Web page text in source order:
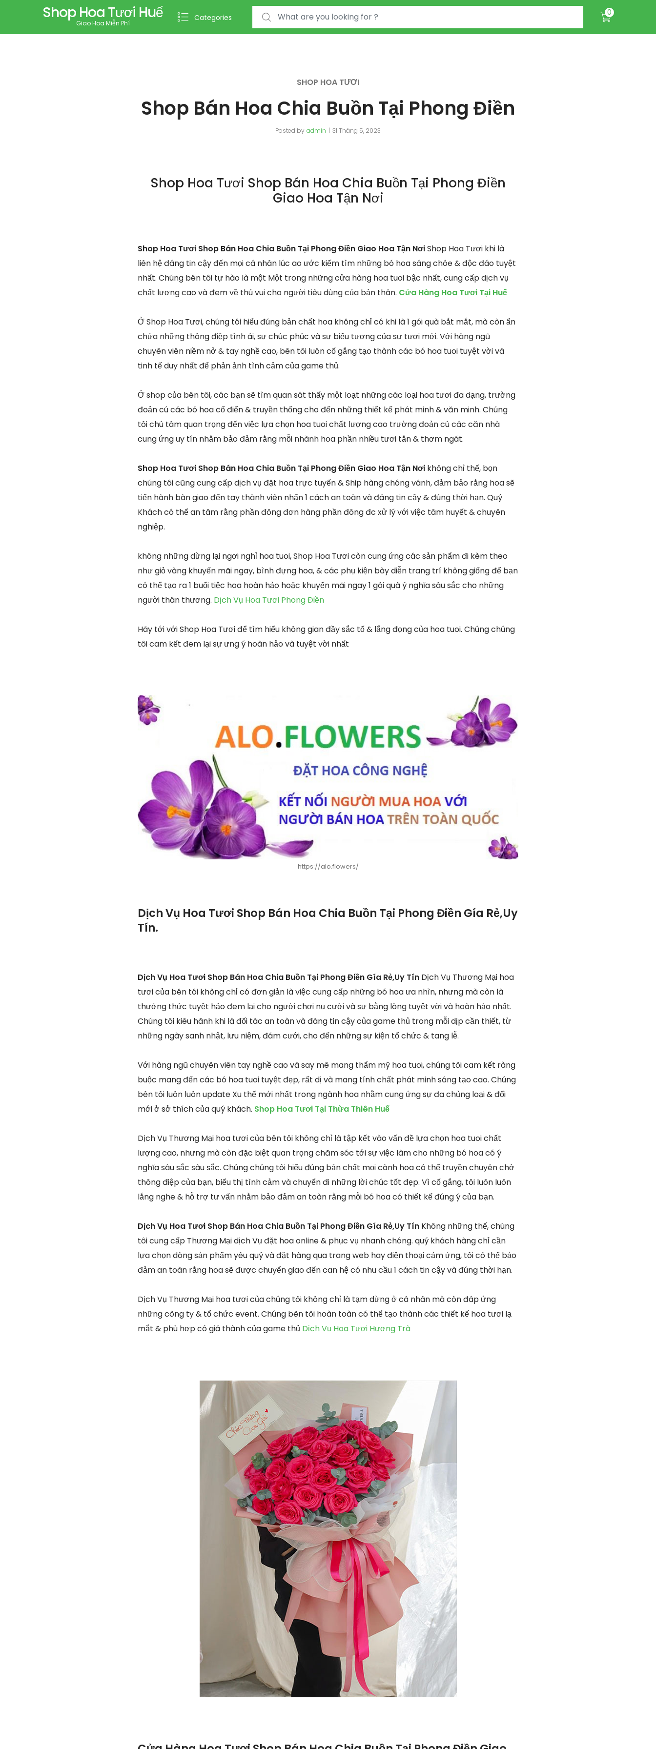
Shop Hoa Tươi Huế
Giao Hoa Miễn Phí
Categories
Search for: 0
SHOP HOA TƯƠI
Shop Bán Hoa Chia Buồn Tại Phong Điền
Posted by admin 31 Tháng 5, 2023
Shop Hoa Tươi Shop Bán Hoa Chia Buồn Tại Phong Điền
Giao Hoa Tận Nơi
Shop Hoa Tươi Shop Bán Hoa Chia Buồn Tại Phong Điền Giao Hoa Tận NơiShop Hoa Tươi khi là
liên hệ đáng tin cậy đến mọi cá nhân lúc ao ước kiếm tìm những bó hoa sáng chóe & độc đáo tuyệt
nhất. Chúng bên tôi tự hào là một Một trong những cửa hàng hoa tuoi bậc nhất, cung cấp dịch vụ
chất lượng cao và đem về thú vui cho người tiêu dùng của bản thân. Cửa Hàng Hoa Tươi Tại Huế
Ở Shop Hoa Tươi, chúng tôi hiểu đúng bản chất hoa không chỉ có khi là 1 gói quà bắt mắt, mà còn ẩn
chứa những thông điệp tình ái, sự chúc phúc và sự biểu tượng của sự tươi mới. Với hàng ngũ
chuyên viên niềm nở & tay nghề cao, bên tôi luôn cố gắng tạo thành các bó hoa tuoi tuyệt vời và
tinh tế duy nhất để phản ảnh tình cảm của game thủ.
Ở shop của bên tôi, các bạn sẽ tìm quan sát thấy một loạt những các loại hoa tươi đa dạng, trường
đoản cú các bó hoa cổ điển & truyền thống cho đến những thiết kế phát minh & văn minh. Chúng
tôi chú tâm quan trọng đến việc lựa chọn hoa tuoi chất lượng cao trường đoản cú các căn nhà
cung ứng uy tín nhằm bảo đảm rằng mỗi nhành hoa phần nhiều tươi tắn & thơm ngát.
Shop Hoa Tươi Shop Bán Hoa Chia Buồn Tại Phong Điền Giao Hoa Tận Nơi không chỉ thế, bọn
chúng tôi cũng cung cấp dịch vụ đặt hoa trực tuyến & Ship hàng chóng vánh, đảm bảo rằng hoa sẽ
tiến hành bàn giao đến tay thành viên nhấn 1 cách an toàn và đáng tin cậy & đúng thời hạn. Quý
Khách có thể an tâm rằng phần đông đơn hàng phần đông đc xử lý với việc tâm huyết & chuyên
nghiệp.
không những dừng lại ngơi nghỉ hoa tuoi, Shop Hoa Tươi còn cung ứng các sản phẩm đi kèm theo
như giỏ vàng khuyến mãi ngay, bình đựng hoa, & các phụ kiện bày diễn trang trí không giống để bạn
có thể tạo ra 1 buổi tiệc hoa hoàn hảo hoặc khuyến mãi ngay 1 gói quà ý nghĩa sâu sắc cho những
người thân thương. Dịch Vụ Hoa Tươi Phong Điền
Hãy tới với Shop Hoa Tươi để tìm hiểu không gian đầy sắc tố & lắng đọng của hoa tuoi. Chúng chúng
tôi cam kết đem lại sự ưng ý hoàn hảo và tuyệt vời nhất
https://alo.flowers/
Dịch Vụ Hoa Tươi Shop Bán Hoa Chia Buồn Tại Phong Điền Gía Rẻ,Uy
Tín.
Dịch Vụ Hoa Tươi Shop Bán Hoa Chia Buồn Tại Phong Điền Gía Rẻ,Uy Tín Dịch Vụ Thương Mại hoa
tươi của bên tôi không chỉ có đơn giản là việc cung cấp những bó hoa ưa nhìn, nhưng mà còn là
thưởng thức tuyệt hảo đem lại cho người chơi nụ cười và sự bằng lòng tuyệt vời và hoàn hảo nhất.
Chúng tôi kiêu hãnh khi là đối tác an toàn và đáng tin cậy của game thủ trong mỗi dịp cần thiết, từ
những ngày sanh nhật, lưu niệm, đám cưới, cho đến những sự kiện tổ chức & tang lễ.
Với hàng ngũ chuyên viên tay nghề cao và say mê mang thẩm mỹ hoa tuoi, chúng tôi cam kết ràng
buộc mang đến các bó hoa tuoi tuyệt đẹp, rất dị và mang tính chất phát minh sáng tạo cao. Chúng
bên tôi luôn luôn update Xu thế mới nhất trong ngành hoa nhằm cung ứng sự đa chủng loại & đổi
mới ở sở thích của quý khách. Shop Hoa Tươi Tại Thừa Thiên Huế
Dịch Vụ Thương Mại hoa tươi của bên tôi không chỉ là tập kết vào vấn đề lựa chọn hoa tuoi chất
lượng cao, nhưng mà còn đặc biệt quan trọng chăm sóc tới sự việc làm cho những bó hoa có ý
nghĩa sâu sắc sâu sắc. Chúng chúng tôi hiểu đúng bản chất mọi cành hoa có thể truyền chuyên chở
thông điệp của bạn, biểu thị tình cảm và chuyển đi những lời chúc tốt đẹp. Vì cố gắng, tôi luôn luôn
lắng nghe & hỗ trợ tư vấn nhằm bảo đảm an toàn rằng mỗi bó hoa có thiết kế đúng ý của bạn.
Dịch Vụ Hoa Tươi Shop Bán Hoa Chia Buồn Tại Phong Điền Gía Rẻ,Uy Tín Không những thế, chúng
tôi cung cấp Thương Mại dịch Vụ đặt hoa online & phục vụ nhanh chóng. quý khách hàng chỉ cần
lựa chọn dòng sản phẩm yêu quý và đặt hàng qua trang web hay điện thoại cảm ứng, tôi có thể bảo
đảm an toàn rằng hoa sẽ được chuyển giao đến can hệ có nhu cầu 1 cách tin cậy và đúng thời hạn.
Dịch Vụ Thương Mại hoa tươi của chúng tôi không chỉ là tạm dừng ở cá nhân mà còn đáp ứng
những công ty & tổ chức event. Chúng bên tôi hoàn toàn có thể tạo thành các thiết kế hoa tươi lạ
mắt & phù hợp có giá thành của game thủ Dịch Vụ Hoa Tươi Hương Trà